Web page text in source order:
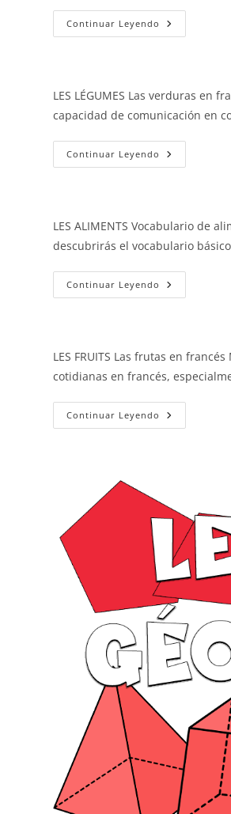
Continuar Leyendo Los
Animales
LES LÉGUMES Las verduras
capacidad de comunicación en
Continuar Leyendo Las
Verduras
LES ALIMENTS Vocabulario de
descubrirás el vocabulario
Continuar Leyendo Los
Alimentos
LES FRUITS Las frutas en
cotidianas en francés,
Continuar Leyendo Las
Frutas